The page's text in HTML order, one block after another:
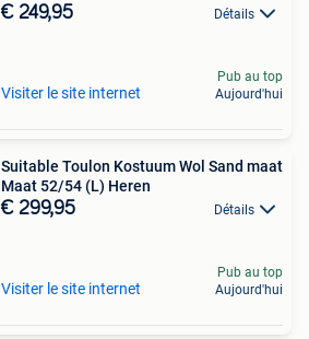
€ 249,95 Détails
Visiter le site internet
Pub au top
Aujourd'hui
Suitable Toulon Kostuum Wol Sand maat
Maat 52/54 (L) Heren
€ 299,95 Détails
Visiter le site internet
Pub au top
Aujourd'hui